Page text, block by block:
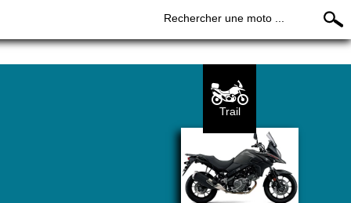
Rechercher une moto ...
Trail